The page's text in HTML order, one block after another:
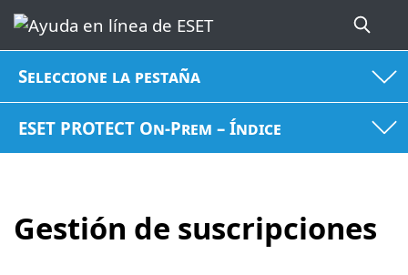
Seleccione la pestaña
ESET PROTECT On-Prem – Índice
Gestión de suscripciones